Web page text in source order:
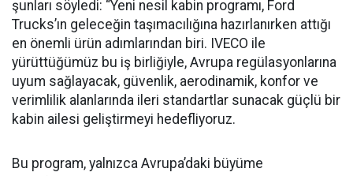
şunları söyledi: “Yeni nesil kabin programı, Ford
Trucks’ın geleceğin taşımacılığına hazırlanırken attığı
en önemli ürün adımlarından biri. IVECO ile
yürüttüğümüz bu iş birliğiyle, Avrupa regülasyonlarına
uyum sağlayacak, güvenlik, aerodinamik, konfor ve
verimlilik alanlarında ileri standartlar sunacak güçlü bir
kabin ailesi geliştirmeyi hedefliyoruz.
Bu program, yalnızca Avrupa’daki büyüme